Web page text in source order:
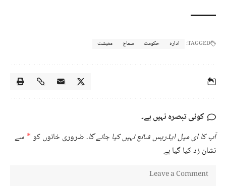
TAGGED: ادارہ حکومت سماج معیشت
کوئی تبصرہ نہیں ہے۔
آپ کا ای میل ایڈریس شائع نہیں کیا جائے گا۔ضروری خانوں کو* سے
نشان زد کیا گیا ہے